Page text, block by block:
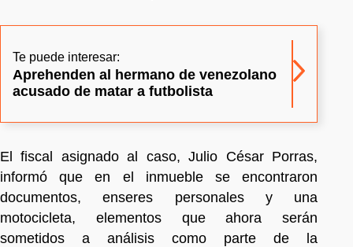
Te puede interesar:
Aprehenden al hermano de venezolano
acusado de matar a futbolista
El fiscal asignado al caso, Julio César Porras,
informó que en el inmueble se encontraron
documentos, enseres personales y una
motocicleta, elementos que ahora serán
sometidos a análisis como parte de la